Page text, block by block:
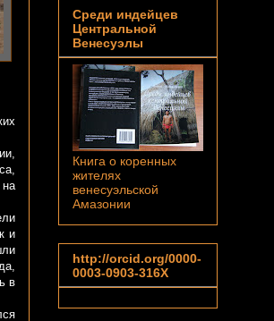
и
в
Среди индейцев
Центральной
Венесуэлы
Книга о коренных
жителях
венесуэльской
Амазонии
http://orcid.org/0000-
0003-0903-316X